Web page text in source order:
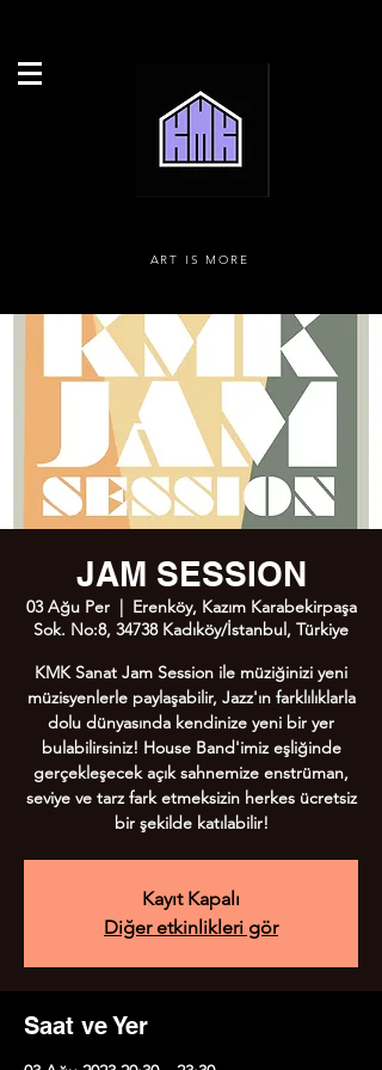
ART IS MORE
JAM SESSION
03 Ağu Per
  |
Erenköy, Kazım Karabekirpaşa
Sok. No:8, 34738 Kadıköy/İstanbul, Türkiye
KMK Sanat Jam Session ile müziğinizi yeni
müzisyenlerle paylaşabilir, Jazz'ın farklılıklarla
dolu dünyasında kendinize yeni bir yer
bulabilirsiniz! House Band'imiz eşliğinde
gerçekleşecek açık sahnemize enstrüman,
seviye ve tarz fark etmeksizin herkes ücretsiz
bir şekilde katılabilir!
Kayıt Kapalı
Diğer etkinlikleri gör
Saat ve Yer